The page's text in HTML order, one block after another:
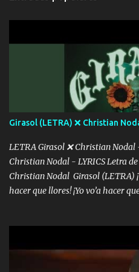
intentas rimar Pobre payaso que
con la gente Dices "Latino Gang"
menos se prudente Hoy me sabe
dientes Por falta de empatía le
consciente de los followers que
ve el poder que tienes Otro chiste
álbum's "José, vibras colores con
Girasol (LETRA) ❌ Christian
LETRA Girasol ❌ Christian Nodal
Christian Nodal - LYRICS Letra
Christian Nodal Girasol (LETRA)
hacer que llores! ¡Yo vo’a hacer
intentas rimar Pobre payaso que
con la gente Dices "Latino Gang"